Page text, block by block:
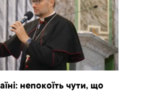
непокоїть чути, що